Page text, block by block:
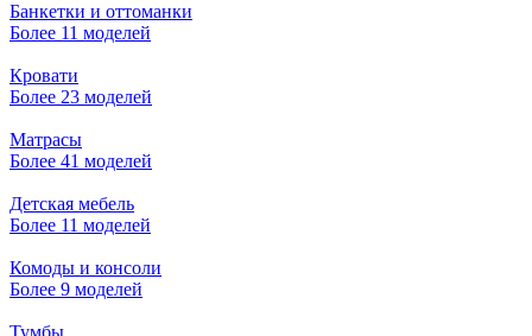
Банкетки и оттоманки
Более 11 моделей
Кровати
Более 23 моделей
Матрасы
Более 41 моделей
Детская мебель
Более 11 моделей
Комоды и консоли
Более 9 моделей